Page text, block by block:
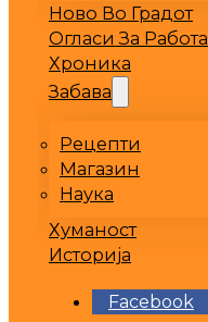
Ново Во Градот
Огласи За Работа
Хроника
Забава
Рецепти
Магазин
Наука
Хуманост
Историја
Facebook